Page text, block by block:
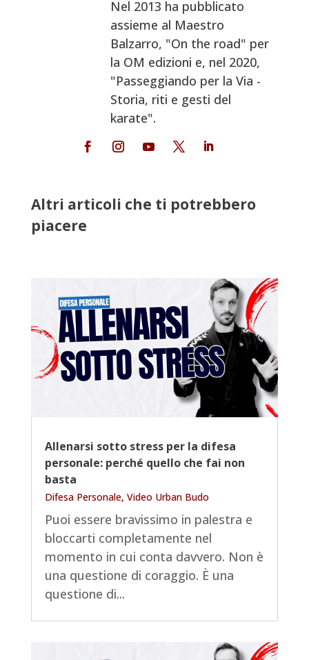
Nel 2013 ha pubblicato
assieme al Maestro
Balzarro, "On the road" per
la OM edizioni e, nel 2020,
"Passeggiando per la Via -
Storia, riti e gesti del
karate".
Altri articoli che ti potrebbero
piacere
Allenarsi sotto stress per la difesa
personale: perché quello che fai non
basta
Difesa Personale, Video Urban Budo
Puoi essere bravissimo in palestra e
bloccarti completamente nel
momento in cui conta davvero. Non è
una questione di coraggio. È una
questione di...